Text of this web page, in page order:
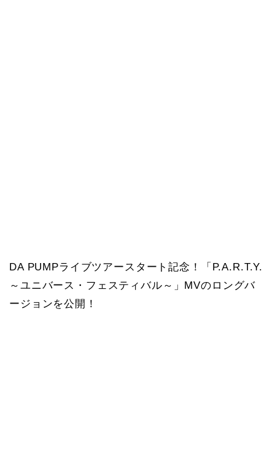
DA PUMPライブツアースタート記念！「P.A.R.T.Y.
～ユニバース・フェスティバル～」MVのロングバ
ージョンを公開！